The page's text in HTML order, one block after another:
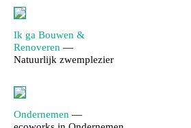
Ik ga Bouwen &
Renoveren —
Natuurlijk zwemplezier
Ondernemen —